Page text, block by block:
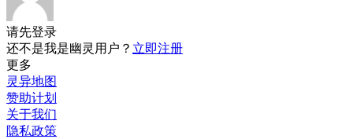
请先登录
还不是我是幽灵用户？ 立即注册
更多
灵异地图
赞助计划
关于我们
隐私政策